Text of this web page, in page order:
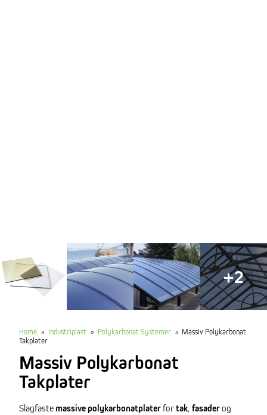
Home » Industriplast » Polykarbonat Systemer » Massiv Polykarbonat
Takplater
Massiv Polykarbonat
Takplater
Slagfastemassive polykarbonatplaterfortak, fasaderog
+2